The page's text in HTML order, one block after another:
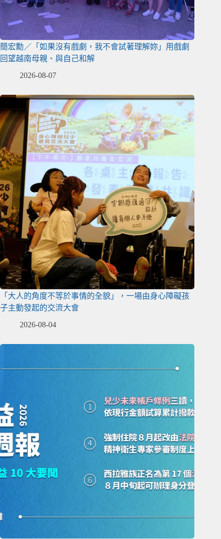
簡宏勳／「如果沒有戲劇，我不會試著理解妳」用戲劇
回望越南母親、與自己和解
2026-08-07
「大人的角度不等於事情的全貌」，一場由身心障礙孩
子主動發起的交流大會
2026-08-04